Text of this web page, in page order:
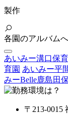
製作
各園のアルバム
あいみー溝口保
育園 あいみー平
みーBelle鹿島田
〒213-0015